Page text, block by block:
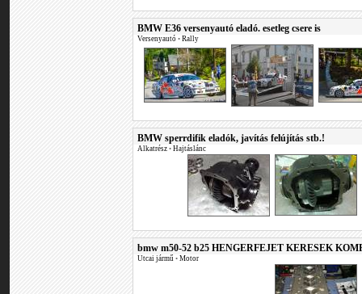
BMW E36 versenyautó eladó. esetleg csere is
Versenyautó • Rally
BMW sperrdifik eladók, javítás felújítás stb.!
Alkatrész • Hajtáslánc
bmw m50-52 b25 HENGERFEJET KERESEK
Utcai jármű • Motor